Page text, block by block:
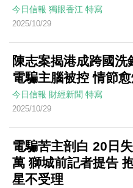
今日信報 獨眼香江 特寫
2025/10/29
陳志案揭港成跨國洗
電騙主腦被控 情節
今日信報 財經新聞 特寫
2025/10/29
電騙苦主剖白 20日
萬 獅城前記者提告
星不受理